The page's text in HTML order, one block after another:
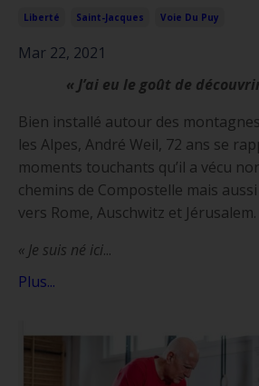
Liberté Saint-Jacques Voie Du Puy
Mar 22, 2021
« J’ai eu le goût de
Bien installé autour des
les Alpes, André Weil, 72 ans se
moments touchants qu’il a vécu
chemins de Compostelle mais
vers Rome, Auschwitz et Jérusalem.
« Je suis né ici...
Plus...